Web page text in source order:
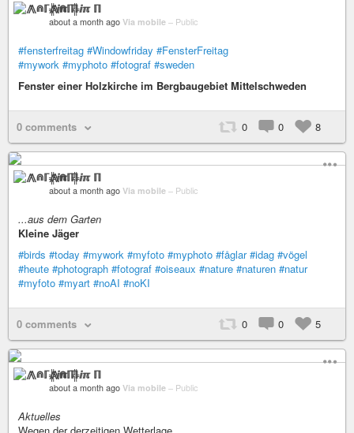
⨇⋒ℾ╬ⅈℼ ℿ
about a month ago Via mobile – Public
#fensterfreitag #Windowfriday #FensterFreitag
#mywork #myphoto #fotograf #sweden
Fenster einer Holzkirche im Bergbaugebiet Mittelschweden
0 comments 0 0 8
⨇⋒ℾ╬ⅈℼ ℿ
about a month ago Via mobile – Public
...aus dem Garten
Kleine Jäger
#birds #today #mywork #myfoto #myphoto #fåglar #idag #vögel
#heute #photograph #fotograf #oiseaux #nature #naturen #natur
#myfoto #myart #noAI #noKI
0 comments 0 0 5
⨇⋒ℾ╬ⅈℼ ℿ
about a month ago Via mobile – Public
Aktuelles